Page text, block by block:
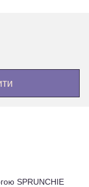
SPRUNCHIE